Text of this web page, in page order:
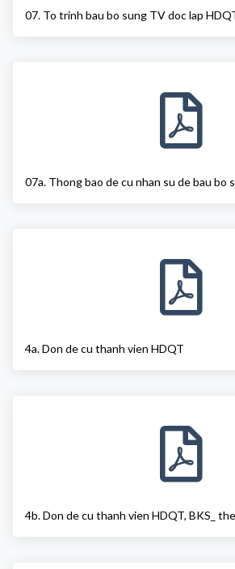
07. To trinh bau bo sung TV doc lap
07a. Thong bao de cu nhan su de bau bo
4a. Don de cu thanh vien HDQT
4b. Don de cu thanh vien HDQT, BKS_